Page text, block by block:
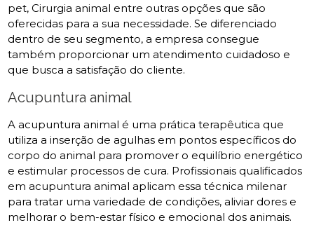
pet, Cirurgia animal entre outras opções que são
oferecidas para a sua necessidade. Se diferenciado
dentro de seu segmento, a empresa consegue
também proporcionar um atendimento cuidadoso e
que busca a satisfação do cliente.
Acupuntura animal
A acupuntura animal é uma prática terapêutica que
utiliza a inserção de agulhas em pontos específicos do
corpo do animal para promover o equilíbrio energético
e estimular processos de cura. Profissionais qualificados
em acupuntura animal aplicam essa técnica milenar
para tratar uma variedade de condições, aliviar dores e
melhorar o bem-estar físico e emocional dos animais.